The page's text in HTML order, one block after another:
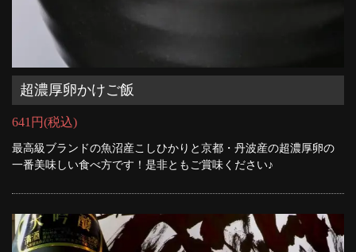
超濃厚卵かけご飯
641円(税込)
最高級ブランドの魚沼産こしひかりと京都・丹波産の超濃厚卵の
一番美味しい食べ方です！是非ともご賞味ください♪